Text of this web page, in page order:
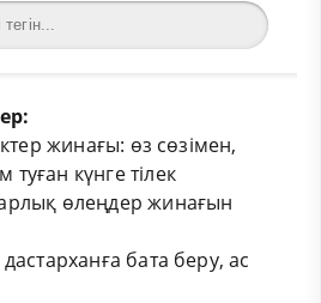
жинағы: өз сөзімен,
күнге тілек
өлеңдер жинағын
бата беру, ас